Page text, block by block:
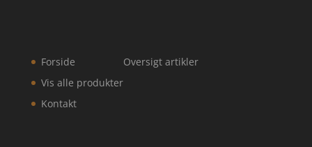
Forside
Vis alle produkter
Kontakt
Oversigt artikler